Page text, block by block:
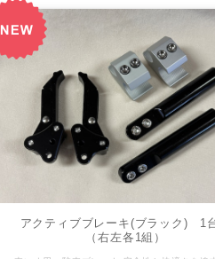
アクティブブレーキ(ブラック) 1
（右左各1組）